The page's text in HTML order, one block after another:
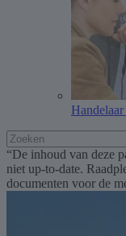
“De inhoud van deze
niet up-to-date.
documenten voor de